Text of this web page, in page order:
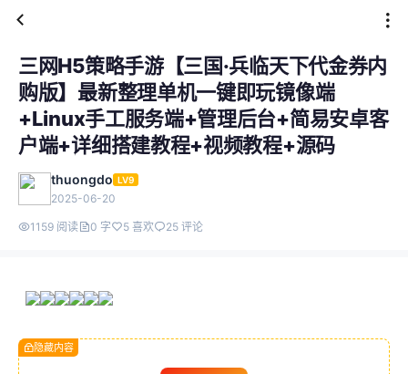
三网H5策略手游【三国·兵临天下代金券内
购版】最新整理单机一键即玩镜像端
+Linux手工服务端+管理后台+简易安卓客
户端+详细搭建教程+视频教程+源码
thuongdo LV9
2025-06-20
1159 阅读 0 字 5 喜欢 25 评论
隐藏内容